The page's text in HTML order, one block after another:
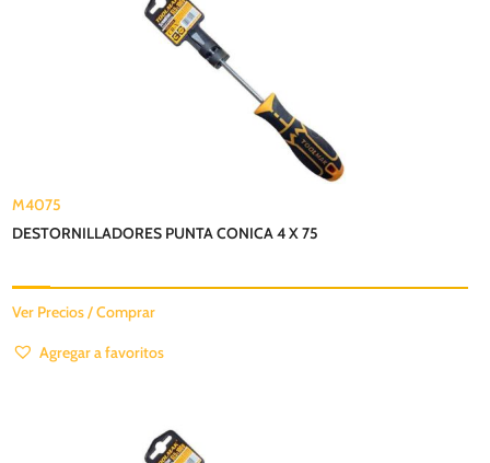
M4075
DESTORNILLADORES PUNTA CONICA 4 X 75
Ver Precios / Comprar
Agregar a favoritos